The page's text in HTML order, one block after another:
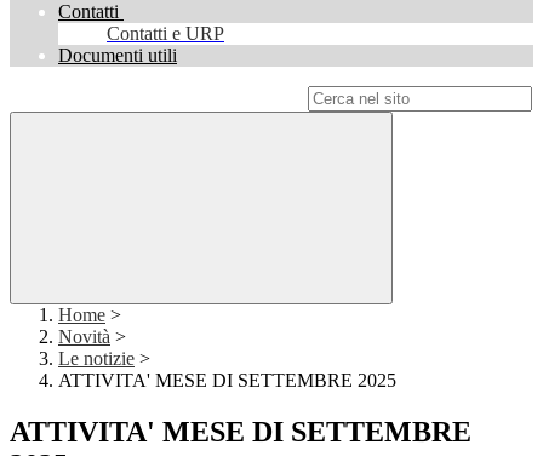
Contatti
Contatti e URP
Documenti utili
Home >
Novità >
Le notizie >
ATTIVITA' MESE DI SETTEMBRE 2025
ATTIVITA' MESE DI SETTEMBRE